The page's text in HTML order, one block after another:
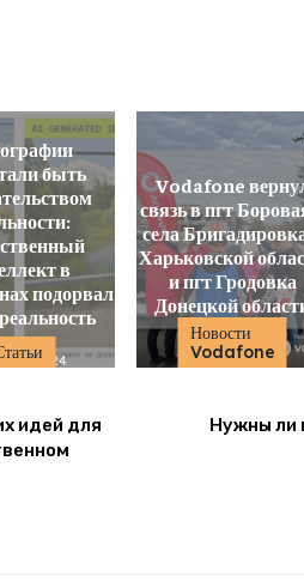
быть
в
подорвал
2024
Новости
Vodafone
Vodafone
связь в пгт
села
Харьковской
и пгт Гродовка
Донецкой
28 октября 2022
идей для
Нужны ли